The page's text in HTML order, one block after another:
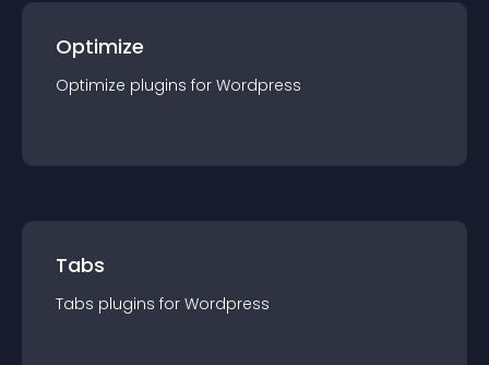
Optimize
Optimize plugins for Wordpress
Tabs
Tabs plugins for Wordpress